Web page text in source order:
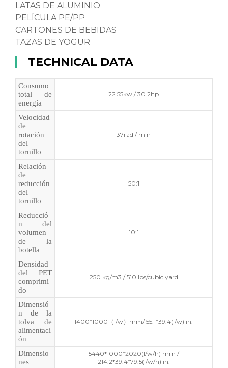
LATAS DE ALUMINIO
PELÍCULA PE/PP
CARTONES DE BEBIDAS
TAZAS DE YOGUR
TECHNICAL DATA
Consumo
total de
energía
22.55kw / 30.2hp
Velocidad
de
rotación
del
tornillo
37rad / min
Relación
de
reducción
del
tornillo
50:1
Reducció
n del
volumen
de la
botella
10:1
Densidad
del PET
comprimi
do
250 kg/m3 / 510 lbs/cubic yard
Dimensió
n de la
tolva de
alimentaci
ón
1400*1000（l/w）mm/ 55.1*39.4(l/w) in.
Dimensio
nes
5440*1000*2020(l/w/h) mm /
214.2*39.4*79.5(l/w/h) in.